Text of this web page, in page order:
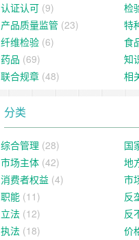
认证认可 (9) 检
产品质量监管 (23) 特
纤维检验 (6) 食
药品 (69) 知
联合规章 (48) 相
分类
综合管理 (28) 国
市场主体 (42) 地
消费者权益 (4) 市
职能 (11) 反
立法 (12) 反
执法 (18) 价